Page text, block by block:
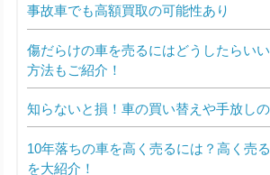
事故車でも高額買取の可能性あり
傷だらけの車を売るにはどうしたらい
方法もご紹介！
知らないと損！車の買い替えや手放し
10年落ちの車を高く売るには？高く売
を大紹介！